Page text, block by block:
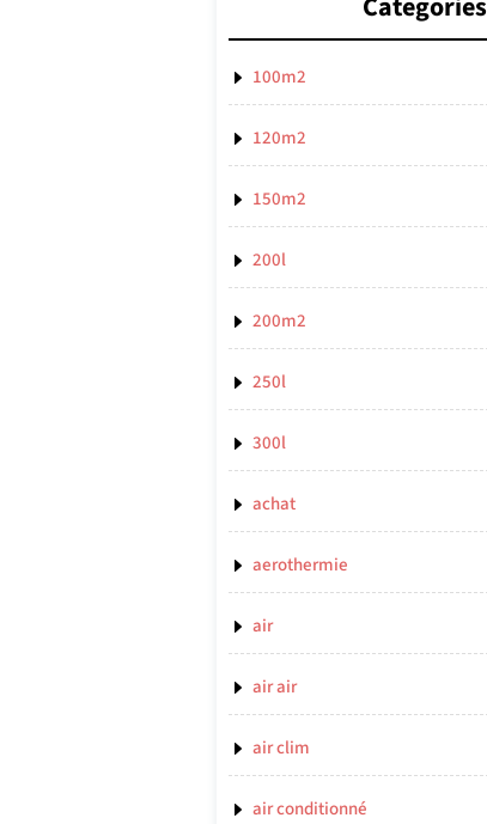
100m2
120m2
150m2
200l
200m2
250l
300l
achat
aerothermie
air
air air
air clim
air conditionné